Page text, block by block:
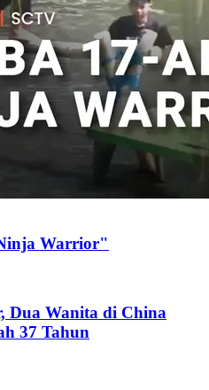
Warrior"
Dua Wanita di China
37 Tahun